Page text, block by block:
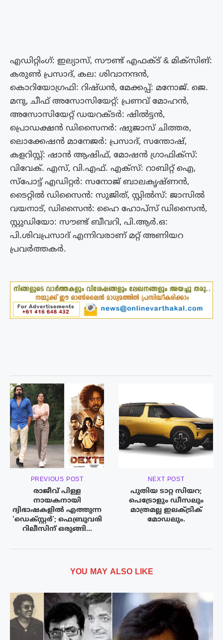
എഡിറ്റിംഗ്: ഇല്യാസ്, സൗണ്ട് എഫക്ട് & മിക്സിങ്:
കരുൺ പ്രസാദ്, കല: ശിവാനന്ദൻ,
കൊറിയോഗ്രഫി: റിഷ്ധൻ, മേക്കപ്പ്: മനോജ്‌. ജെ.
മനു, ചീഫ് അസോസിയേറ്റ്: പ്രണവ് മോഹൻ,
അസോസിയേറ്റ് ഡയറക്ടർ: ഷിൽട്ടൻ,
പ്രൊഡക്ഷൻ ഡിസൈനർ: ഷുജാസ് ചിത്തര,
ലൊക്കേഷൻ മാനേജർ: പ്രസാദ്, സന്തോഷ്‌,
കളറിസ്റ്റ്: ഷാൻ ആഷിഫ്, മോഷൻ ഗ്രാഫിക്സ്:
വിവേക്. എസ്, വി.എഫ്. എക്സ്: റാബിറ്റ് ഐ,
സ്പോട്ട് എഡിറ്റർ: സനോജ് ബാലകൃഷ്ണൻ,
ടൈറ്റിൽ ഡിസൈൻ: സുജിത്, സ്റ്റിൽസ്: ജാസിൽ
വയനാട്, ഡിസൈൻ: ഹൈ ഹോപ്സ് ഡിസൈൻ,
സ്റ്റുഡിയോ: സൗണ്ട് ബീവറി, പി.ആർ.ഒ:
പി.ശിവപ്രസാദ് എന്നിവരാണ് മറ്റ് അണിയറ
പ്രവർത്തകർ.
PREVIOUS POST
രാജീവ് പിള്ള
നായകനായി
ദ്വിഭാഷകളിൽ എത്തുന്ന
‘ഡെക്സ്റ്റർ’; ഫെബ്രുവരി
റിലീസിന് ഒരുങ്ങി…
NEXT POST
പുതിയ ടാറ്റ സിയറ;
പെട്രോളും ഡീസലും
മാത്രമല്ല ഇലക്ട്രിക്
മോഡലും.
YOU MAY ALSO LIKE